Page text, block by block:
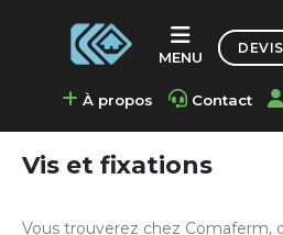
À propos Contact
Accueil Accessoires
Vis et fixations
Vous trouverez chez Comaferm,